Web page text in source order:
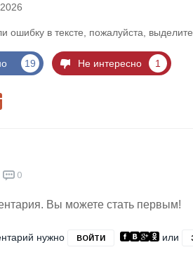
ошибку в тексте, пожалуйста,
19 Не интересно 1
0
Вы можете стать первым!
нужно ВОЙТИ или